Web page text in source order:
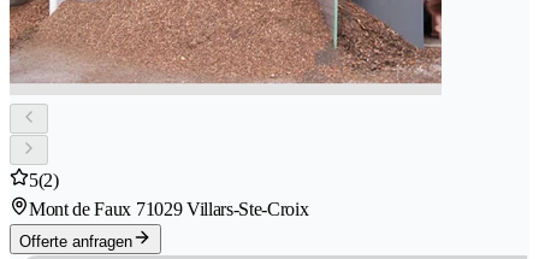
5(2)
Mont de Faux 71029 Villars-Ste-Croix
Offerte anfragen